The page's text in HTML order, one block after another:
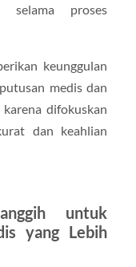
selama proses
keunggulan
medis dan
difokuskan
dan keahlian
untuk
yang Lebih